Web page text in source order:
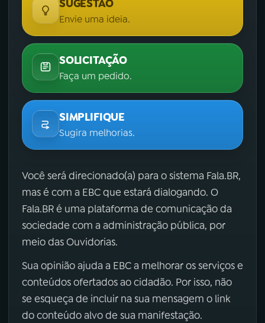
SUGESTÃO
Envie uma ideia.
SOLICITAÇÃO
Faça um pedido.
SIMPLIFIQUE
Sugira melhorias.
Você será direcionado(a) para o sistema Fala.BR,
mas é com a EBC que estará dialogando. O
Fala.BR é uma plataforma de comunicação da
sociedade com a administração pública, por
meio das Ouvidorias.
Sua opinião ajuda a EBC a melhorar os serviços e
conteúdos ofertados ao cidadão. Por isso, não
se esqueça de incluir na sua mensagem o link
do conteúdo alvo de sua manifestação.